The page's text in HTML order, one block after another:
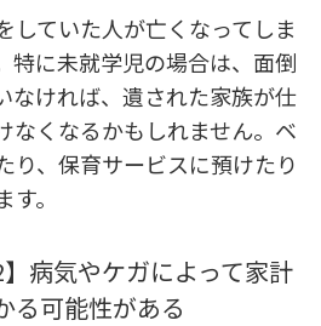
していた人が亡くなってしま
特に未就学児の場合は、面倒
なければ、遺された家族が仕
なくなるかもしれません。ベ
り、保育サービスに預けたり
。
】病気やケガによって家計
る可能性がある